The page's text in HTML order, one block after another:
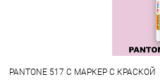
PANTONE 517 C МАРКЕР С КРАСКОЙ